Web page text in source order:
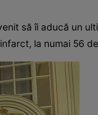
să îi aducă un
la numai 56